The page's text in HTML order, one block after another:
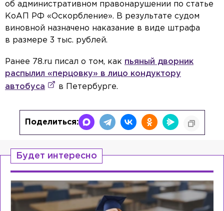
об административном правонарушении по статье
КоАП РФ «Оскорбление». В результате судом
виновной назначено наказание в виде штрафа
в размере 3 тыс. рублей.
Ранее 78.ru писал о том, как пьяный дворник
распылил «перцовку» в лицо кондуктору
автобуса
в Петербурге.
Поделиться:
Будет интересно